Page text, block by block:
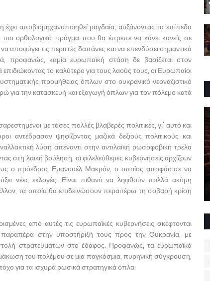
αποβιομηχανοποιηθεί ραγδαία, αυξάνοντας τα επίπεδα
ορθολογικό πράγμα που θα έπρεπε να κάνει κανείς σε
αποφύγει τις περιττές δαπάνες και να επενδύσει σημαντικά
προφανώς, καμία ευρωπαϊκή στάση δε βασίζεται στον
το καλύτερο για τους λαούς τους, οι Ευρωπαίοι
προμήθειας όπλων στο ουκρανικό νεοναζιστικό
για την κατασκευή και εξαγωγή όπλων για τον πόλεμο κατά
με τόσες πολλές βλαβερές πολιτικές, γι' αυτό και
αντέδρασαν ψηφίζοντας μαζικά δεξιούς πολιτικούς και
λύση απέναντι στην αντιλαϊκή ρωσοφοβική τρέλα
στη λαϊκή βούληση, οι φιλελεύθερες κυβερνήσεις αρχίζουν
ο πρόεδρος Εμανουέλ Μακρόν, ο οποίος αποφάσισε να
νέες εκλογές. Είναι πιθανό να ληφθούν πολλά ακόμη
τα οποία θα επιδεινώσουν περαιτέρω τη σοβαρή κρίση
από αυτές τις ευρωπαϊκές κυβερνήσεις σκέφτονται
στην υποστήριξή τους προς την Ουκρανία, με
στρατευμάτων στο έδαφος. Προφανώς, τα ευρωπαϊκά
του πολέμου σε μια παγκόσμια, πυρηνική σύγκρουση,
για τα ισχυρά ρωσικά στρατηγικά όπλα.